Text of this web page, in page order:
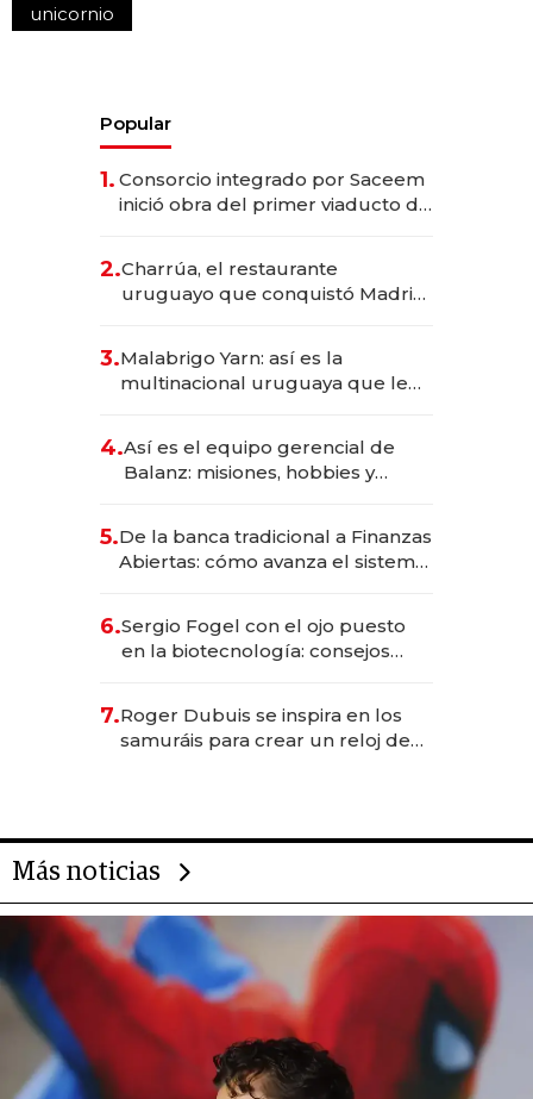
unicornio
Popular
1. Consorcio integrado por Saceem
inició obra del primer viaducto de
millones
2.Charrúa, el restaurante
uruguayo que conquistó Madrid:
anticipación y prepara apertura
3.Malabrigo Yarn: así es la
multinacional uruguaya que le
4.Así es el equipo gerencial de
Balanz: misiones, hobbies y
5.De la banca tradicional a Finanzas
Abiertas: cómo avanza el sistema
6.Sergio Fogel con el ojo puesto
en la biotecnología: consejos
rol de la IA
7.Roger Dubuis se inspira en los
samuráis para crear un reloj de
Más noticias